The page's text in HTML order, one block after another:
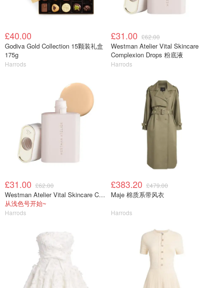
£40.00
Godiva Gold Collection 15颗装礼盒
175g
Harrods
£31.00 £62.00
Westman Atelier Vital Skincare
Complexion Drops 粉底液
Harrods
£31.00 £62.00
Westman Atelier Vital Skincare Complexion Drops粉底液
从浅色号开始~
Harrods
£383.20 £479.00
Maje 棉质系带风衣
Harrods